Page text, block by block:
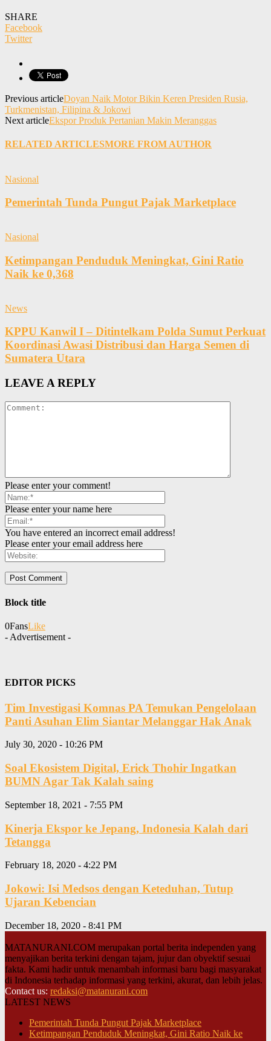
SHARE
Facebook
Twitter
Previous articleDoyan Naik Motor Bikin Keren Presiden Rusia,
Turkmenistan, Filipina & Jokowi
Next articleEkspor Produk Pertanian Makin Meranggas
RELATED ARTICLESMORE FROM AUTHOR
Nasional
Pemerintah Tunda Pungut Pajak Marketplace
Nasional
Ketimpangan Penduduk Meningkat, Gini Ratio
Naik ke 0,368
News
KPPU Kanwil I – Ditintelkam Polda Sumut Perkuat
Koordinasi Awasi Distribusi dan Harga Semen di
Sumatera Utara
LEAVE A REPLY
Please enter your comment!
Please enter your name here
You have entered an incorrect email address!
Please enter your email address here
Block title
0FansLike
- Advertisement -
EDITOR PICKS
Tim Investigasi Komnas PA Temukan Pengelolaan
Panti Asuhan Elim Siantar Melanggar Hak Anak
July 30, 2020 - 10:26 PM
Soal Ekosistem Digital, Erick Thohir Ingatkan
BUMN Agar Tak Kalah saing
September 18, 2021 - 7:55 PM
Kinerja Ekspor ke Jepang, Indonesia Kalah dari
Tetangga
February 18, 2020 - 4:22 PM
Jokowi: Isi Medsos dengan Keteduhan, Tutup
Ujaran Kebencian
December 18, 2020 - 8:41 PM
MATANURANI.COM merupakan portal berita independen yang
menyajikan berita terkini dengan tajam, jujur dan obyektif sesuai
fakta. Kami hadir untuk menambah informasi baru bagi masyarakat
di Indonesia terhadap informasi yang terkini, akurat, dan lebih jelas.
Contact us: redaksi@matanurani.com
LATEST NEWS
Pemerintah Tunda Pungut Pajak Marketplace
Ketimpangan Penduduk Meningkat, Gini Ratio Naik ke